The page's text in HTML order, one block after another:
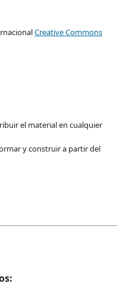
Creative Commons
el material en cualquier
y construir a partir del